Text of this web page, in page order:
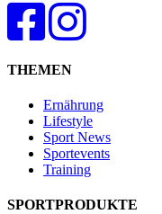
THEMEN
Ernährung
Lifestyle
Sport News
Sportevents
Training
SPORTPRODUKTE